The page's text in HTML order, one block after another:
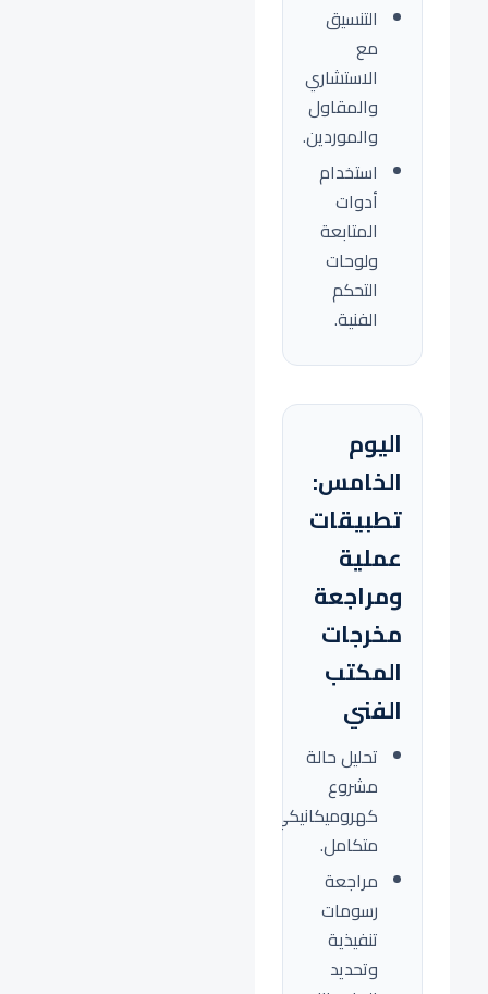
التنسيق
مع
الاستشاري
والمقاول
والموردين.
استخدام
أدوات
المتابعة
ولوحات
التحكم
الفنية.
اليوم
الخامس:
تطبيقات
عملية
ومراجعة
مخرجات
المكتب
الفني
تحليل حالة
مشروع
كهروميكانيكي
متكامل.
مراجعة
رسومات
تنفيذية
وتحديد